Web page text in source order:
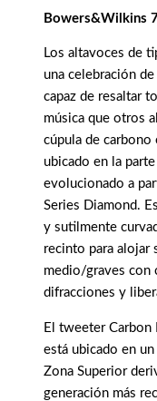
Bowers&Wilkins
Los altavoces de
una celebración
capaz de resaltar
música que otros
cúpula de carbono
ubicado en la
evolucionado a
Series Diamond.
y sutilmente
recinto para alojar
medio/graves con
difracciones y
El tweeter
está ubicado en
Zona Superior
generación más